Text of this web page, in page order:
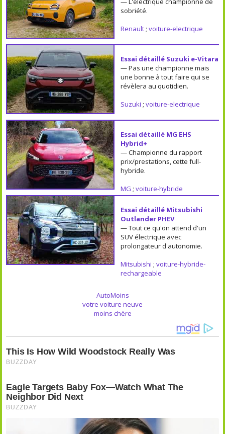
sobriété.
Renault; voiture-electrique
Essai détaillé Suzuki e-Vitara
— Pas une championne mais
une bonne à tout faire qui se
révèlera au quotidien.
Suzuki ; voiture-electrique
Essai détaillé MG EHS
Hybrid+
— Championne du rapport
prix/prestations, cette full-
hybride.
MG ; voiture-hybride
Essai détaillé Mitsubishi
Outlander PHEV
— Tout ce qu'on attend d'un
SUV électrique avec
prolongateur d'autonomie.
Mitsubishi ; voiture-hybride-
rechargeable
AutoMoins
votre voiture neuve
moins chère